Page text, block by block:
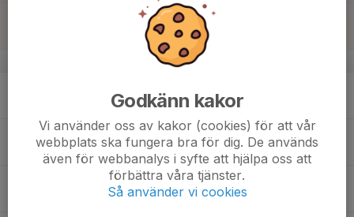
v.46
Godkänn kakor
Vi använder oss av kakor (cookies) för att vår
webbplats ska fungera bra för dig. De används
även för webbanalys i syfte att hjälpa oss att
förbättra våra tjänster.
Så använder vi cookies